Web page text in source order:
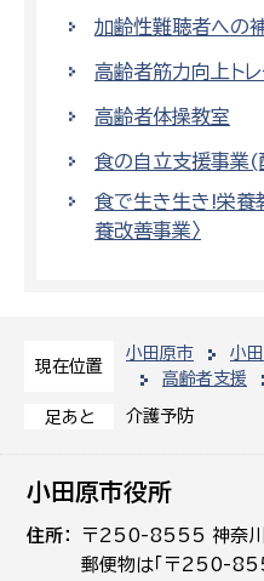
現在位置
小田原市 小
高齢者支援
足あと 介護予防
加齢性難聴者への
高齢者筋力向上ト
高齢者体操教室
食の自立支援事業(
食で生き生き!栄養
養改善事業〉
小田原市役所
住所
〒250-8555 神奈川
郵便物は「〒250-